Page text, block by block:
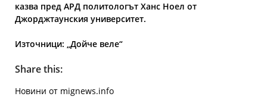
казва пред АРД политологът Ханс Ноел от
Джорджтаунския университет.
Източници: „Дойче веле“
Share this:
Новини от mignews.info